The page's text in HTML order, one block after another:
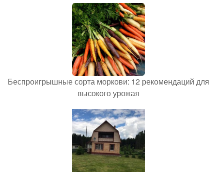
Беспроигрышные сорта моркови: 12 рекомендаций для
высокого урожая